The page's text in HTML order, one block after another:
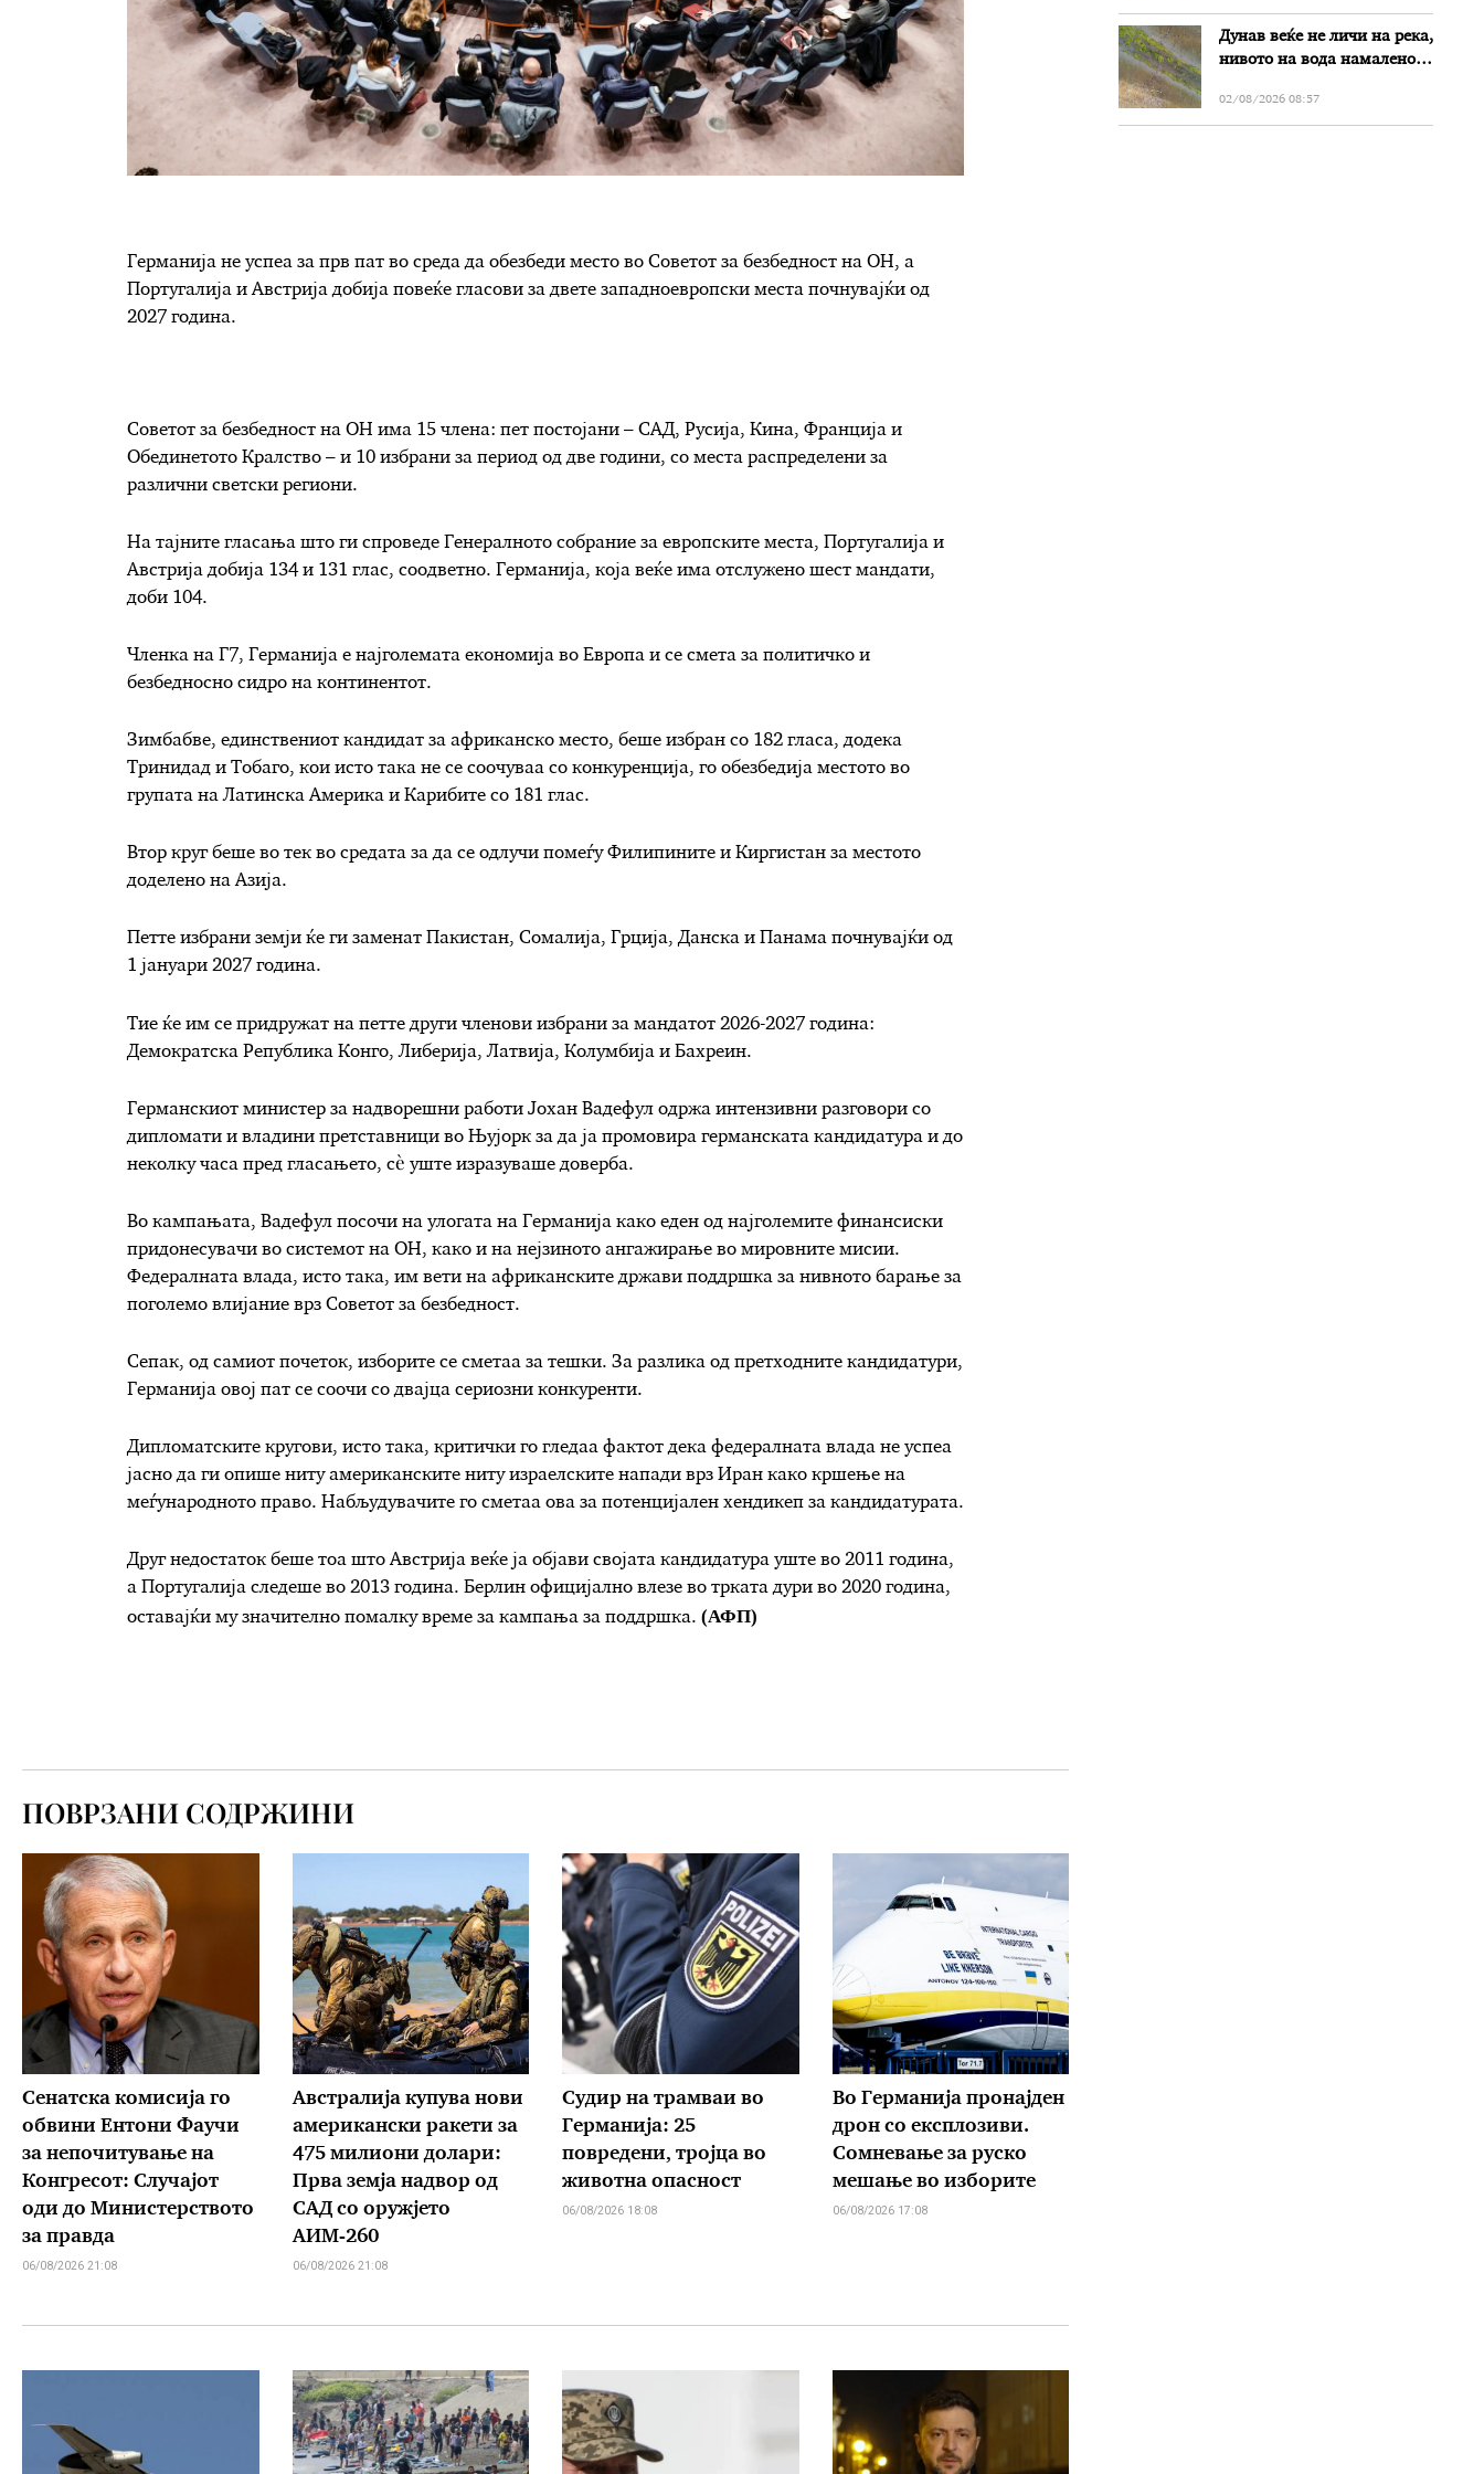
Германија не успеа за прв пат во среда да обезбеди место во Советот за безбедност на ОН, а
Португалија и Австрија добија повеќе гласови за двете западноевропски места почнувајќи од
2027 година.
Советот за безбедност на ОН има 15 члена: пет постојани – САД, Русија, Кина, Франција и
Обединетото Кралство – и 10 избрани за период од две години, со места распределени за
различни светски региони.
На тајните гласања што ги спроведе Генералното собрание за европските места, Португалија и
Австрија добија 134 и 131 глас, соодветно. Германија, која веќе има отслужено шест мандати,
доби 104.
Членка на Г7, Германија е најголемата економија во Европа и се смета за политичко и
безбедносно сидро на континентот.
Зимбабве, единствениот кандидат за африканско место, беше избран со 182 гласа, додека
Тринидад и Тобаго, кои исто така не се соочуваа со конкуренција, го обезбедија местото во
групата на Латинска Америка и Карибите со 181 глас.
Втор круг беше во тек во средата за да се одлучи помеѓу Филипините и Киргистан за местото
доделено на Азија.
Петте избрани земји ќе ги заменат Пакистан, Сомалија, Грција, Данска и Панама почнувајќи од
1 јануари 2027 година.
Тие ќе им се придружат на петте други членови избрани за мандатот 2026-2027 година:
Демократска Република Конго, Либерија, Латвија, Колумбија и Бахреин.
Германскиот министер за надворешни работи Јохан Вадефул одржа интензивни разговори со
дипломати и владини претставници во Њујорк за да ја промовира германската кандидатура и до
неколку часа пред гласањето, сè уште изразуваше доверба.
Во кампањата, Вадефул посочи на улогата на Германија како еден од најголемите финансиски
придонесувачи во системот на ОН, како и на нејзиното ангажирање во мировните мисии.
Федералната влада, исто така, им вети на африканските држави поддршка за нивното барање за
поголемо влијание врз Советот за безбедност.
Сепак, од самиот почеток, изборите се сметаа за тешки. За разлика од претходните кандидатури,
Германија овој пат се соочи со двајца сериозни конкуренти.
Дипломатските кругови, исто така, критички го гледаа фактот дека федералната влада не успеа
јасно да ги опише ниту американските ниту израелските напади врз Иран како кршење на
меѓународното право. Набљудувачите го сметаа ова за потенцијален хендикеп за кандидатурата.
Друг недостаток беше тоа што Австрија веќе ја објави својата кандидатура уште во 2011 година,
а Португалија следеше во 2013 година. Берлин официјално влезе во трката дури во 2020 година,
оставајќи му значително помалку време за кампања за поддршка. (АФП)
ПОВРЗАНИ СОДРЖИНИ
Сенатска комисија го
обвини Ентони Фаучи
за непочитување на
Конгресот: Случајот
оди до Министерството
за правда
06/08/2026 21:08
Австралија купува нови
американски ракети за
475 милиони долари:
Прва земја надвор од
САД со оружјето
АИМ-260
06/08/2026 21:08
Судир на трамваи во
Германија: 25
повредени, тројца во
животна опасност
06/08/2026 18:08
Во Германија пронајден
дрон со експлозиви.
Сомневање за руско
мешање во изборите
06/08/2026 17:08
Дунав веќе не личи на река,
нивото на вода намалено
Бугарија
02/08/2026 08:57